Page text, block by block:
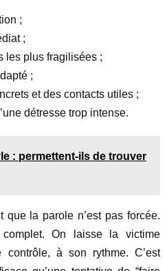
;
;
les plus fragilisées ;
;
et des contacts utiles ;
détresse trop intense.
: permettent-ils de trouver
que la parole n’est pas forcée.
On laisse la victime
contrôle, à son rythme. C’est